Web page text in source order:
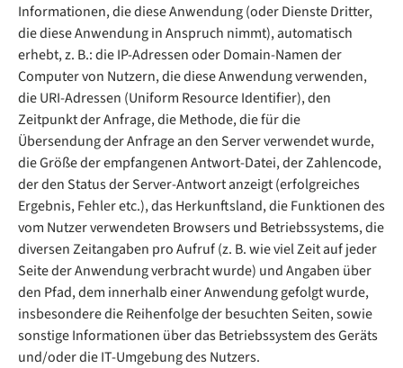
Informationen, die diese Anwendung (oder Dienste Dritter,
die diese Anwendung in Anspruch nimmt), automatisch
erhebt, z. B.: die IP-Adressen oder Domain-Namen der
Computer von Nutzern, die diese Anwendung verwenden,
die URI-Adressen (Uniform Resource Identifier), den
Zeitpunkt der Anfrage, die Methode, die für die
Übersendung der Anfrage an den Server verwendet wurde,
die Größe der empfangenen Antwort-Datei, der Zahlencode,
der den Status der Server-Antwort anzeigt (erfolgreiches
Ergebnis, Fehler etc.), das Herkunftsland, die Funktionen des
vom Nutzer verwendeten Browsers und Betriebssystems, die
diversen Zeitangaben pro Aufruf (z. B. wie viel Zeit auf jeder
Seite der Anwendung verbracht wurde) und Angaben über
den Pfad, dem innerhalb einer Anwendung gefolgt wurde,
insbesondere die Reihenfolge der besuchten Seiten, sowie
sonstige Informationen über das Betriebssystem des Geräts
und/oder die IT-Umgebung des Nutzers.